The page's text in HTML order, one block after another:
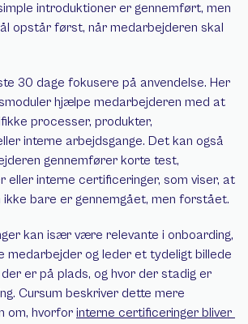
introduktioner er gennemført, men
opstår først, når medarbejderen skal
30 dage fokusere på anvendelse. Her
hjælpe medarbejderen med at
processer, produkter,
interne arbejdsgange. Det kan også
gennemfører korte test,
eller interne certificeringer, som viser, at
ikke bare er gennemgået, men forstået.
kan især være relevante i onboarding,
medarbejder og leder et tydeligt billede
er på plads, og hvor der stadig er
Cursum beskriver dette mere
om, hvorfor interne certificeringer bliver